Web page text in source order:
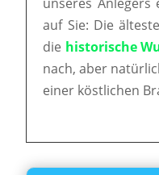
auf Sie: Die
die historische
nach, aber
einer köstlichen